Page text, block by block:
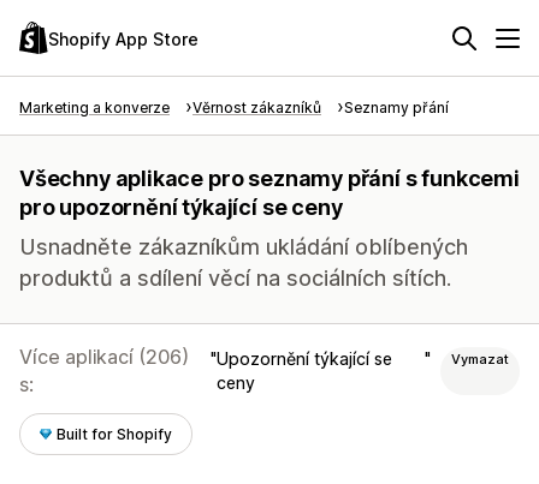
Shopify App Store
Marketing a konverze Věrnost zákazníků Seznamy přání
Všechny aplikace pro seznamy přání s funkcemi
pro upozornění týkající se ceny
Usnadněte zákazníkům ukládání oblíbených
produktů a sdílení věcí na sociálních sítích.
Více aplikací (206)
s:
Upozornění týkající se
ceny
Vymazat
Built for Shopify